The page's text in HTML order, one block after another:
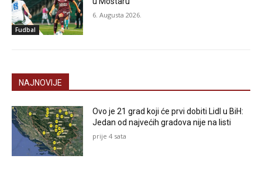
Fudbal
6. Augusta 2026.
NAJNOVIJE
Ovo je 21 grad koji će prvi dobiti Lidl u BiH:
Jedan od najvećih gradova nije na listi
prije 4 sata